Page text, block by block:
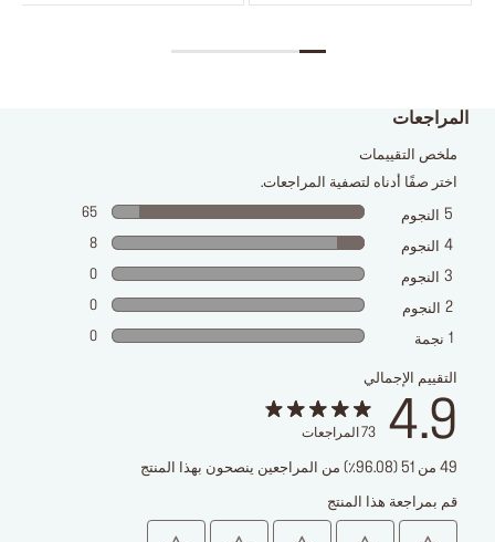
المراجعات
ملخص التقييمات
اختر صفًا أدناه لتصفية المراجعات.
5 النجوم 65
4 النجوم 8
3 النجوم 0
2 النجوم 0
1 نجمة 0
التقييم الإجمالي
4.9
73 المراجعات
49 من 51 (96.08٪) من المراجعين ينصحون بهذا المنتج
قم بمراجعة هذا المنتج